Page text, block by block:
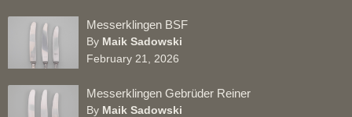
Messerklingen BSF
By Maik Sadowski
February 21, 2026
Messerklingen Gebrüder Reiner
By Maik Sadowski